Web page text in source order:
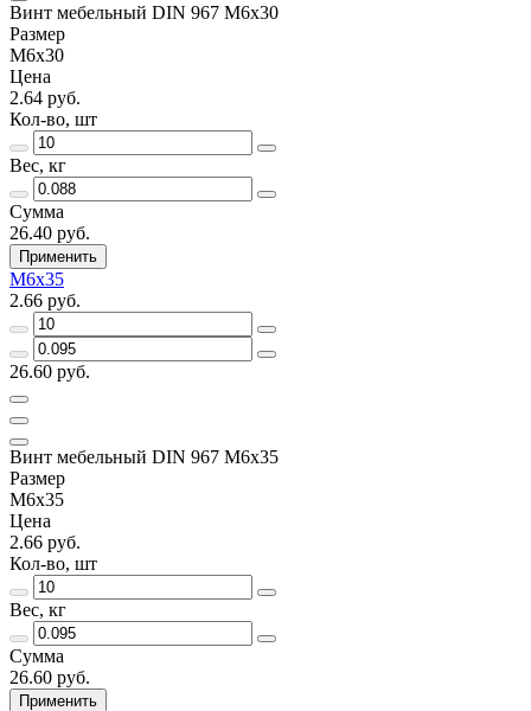
Винт мебельный DIN 967 М6х30
Размер
М6х30
Цена
2.64 руб.
Кол-во, шт
Вес, кг
Сумма
26.40 руб.
Применить
М6х35
2.66 руб.
26.60 руб.
Винт мебельный DIN 967 М6х35
Размер
М6х35
Цена
2.66 руб.
Кол-во, шт
Вес, кг
Сумма
26.60 руб.
Применить